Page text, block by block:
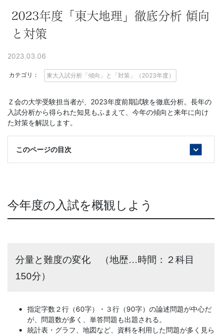
東
大
に
い
Ｚ
会
ら
は
「合
2023年度「東大地理」徹底分析 傾向
と対策
2023.03.06
カテゴリ： 東大入試分析「傾向」と「対策」（2023年度）
Ｚ会の大学受験担当者が、2023年度前期試験を徹底分析。長年の
入試分析から得られた知見もふまえて、今年の傾向と来年に向け
た対策を解説します。
このページの目次
今年度の入試を概観しよう
分量と難度の変化 （地歴…時間：２科目
150分）
指定字数２行（60字）・３行（90字）の論述問題が中心だ
が、問題数が多く、単答問題も出題される。
統計表・グラフ、地図など、資料を利用した問題が多く見ら